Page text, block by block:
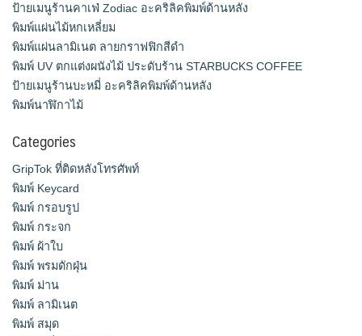
ป้ายเมนูร้านคาเฟ่ Zodiac อะคริลิคพิมพ์ด้านหลัง
พิมพ์แผ่นไม้หกเหลี่ยม
พิมพ์แผ่นลามิเนต ลายกราฟฟิกสีดำ
พิมพ์ UV ตกแต่งผนังไม้ ประดับร้าน STARBUCKS COFFEE
ป้ายเมนูร้านบะหมี่ อะคริลิคพิมพ์ด้านหลัง
พิมพ์นาฬิกาไม้
Categories
GripTok ที่ติดหลังโทรศัพท์
พิมพ์ Keycard
พิมพ์ กรอบรูป
พิมพ์ กระจก
พิมพ์ ผ้าใบ
พิมพ์ พรมดักฝุ่น
พิมพ์ ม่าน
พิมพ์ ลามิเนต
พิมพ์ สมุด